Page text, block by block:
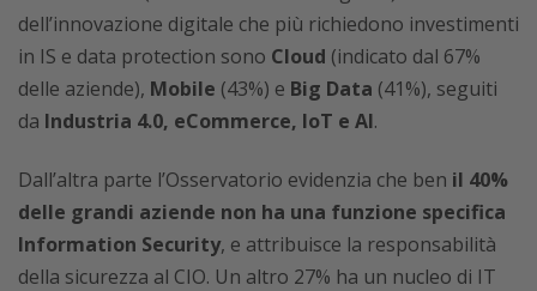
dell’innovazione digitale che più richiedono investimenti
in IS e data protection sono Cloud (indicato dal 67%
delle aziende), Mobile (43%) e Big Data (41%), seguiti
da Industria 4.0, eCommerce, IoT e AI.
Dall’altra parte l’Osservatorio evidenzia che ben il 40%
delle grandi aziende non ha una funzione specifica
Information Security, e attribuisce la responsabilità
della sicurezza al CIO. Un altro 27% ha un nucleo di IT